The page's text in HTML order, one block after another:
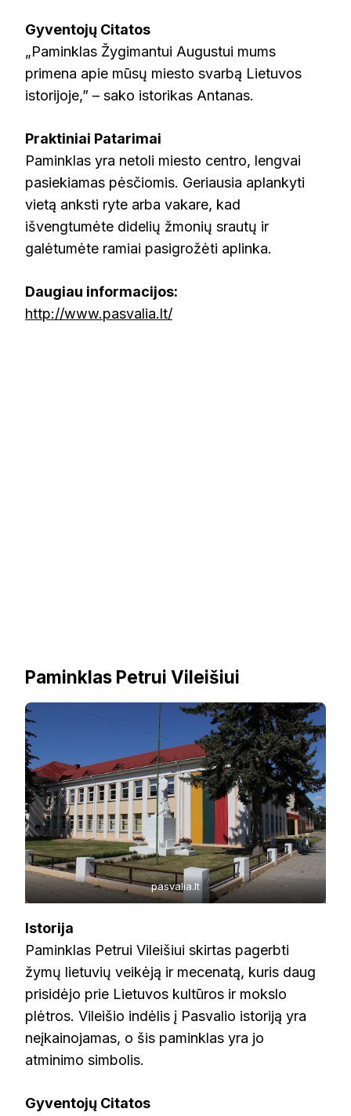
Gyventojų Citatos
„Paminklas Žygimantui Augustui mums
primena apie mūsų miesto svarbą Lietuvos
istorijoje,” – sako istorikas Antanas.
Praktiniai Patarimai
Paminklas yra netoli miesto centro, lengvai
pasiekiamas pėsčiomis. Geriausia aplankyti
vietą anksti ryte arba vakare, kad
išvengtumėte didelių žmonių srautų ir
galėtumėte ramiai pasigrožėti aplinka.
Daugiau informacijos:
http://www.pasvalia.lt/
Paminklas Petrui Vileišiui
pasvalia.lt
Istorija
Paminklas Petrui Vileišiui skirtas pagerbti
žymų lietuvių veikėją ir mecenatą, kuris daug
prisidėjo prie Lietuvos kultūros ir mokslo
plėtros. Vileišio indėlis į Pasvalio istoriją yra
neįkainojamas, o šis paminklas yra jo
atminimo simbolis.
Gyventojų Citatos